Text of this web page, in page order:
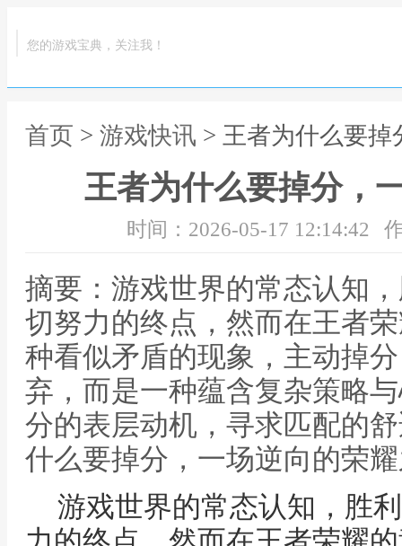
您的游戏宝典，关注我！
首页 > 游戏快讯 > 王者为什么要
王者为什么要掉分，
时间：2026-05-17 12:14:42
摘要：游戏世界的常态认知
切努力的终点，然而在王者
种看似矛盾的现象，主动掉
弃，而是一种蕴含复杂策略
分的表层动机，寻求匹配的
什么要掉分，一场逆向的荣
游戏世界的常态认知，胜